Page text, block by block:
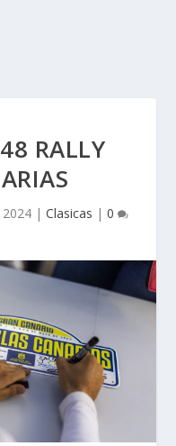
RALLY
| Clasicas | 0